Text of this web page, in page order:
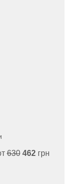
630 462грн